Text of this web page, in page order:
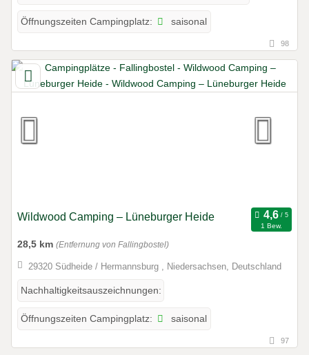
Öffnungszeiten Campingplatz: saisonal
98
Wildwood Camping – Lüneburger Heide
1 Bew.
28,5 km (Entfernung von Fallingbostel)
29320 Südheide / Hermannsburg , Niedersachsen, Deutschland
Nachhaltigkeitsauszeichnungen:
Öffnungszeiten Campingplatz: saisonal
97